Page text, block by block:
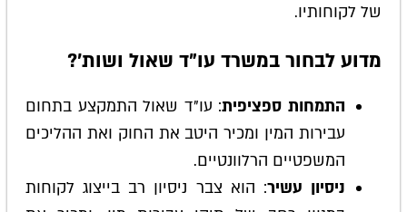
של לקוחותיו.
מדוע לבחור במשרד עו"ד שאול ושות'?
התמחות ספציפית: עו"ד שאול התמקצע בתחום
עבירות המין ומכיר היטב את החוק ואת ההליכים
המשפטיים הרלוונטיים.
ניסיון עשיר: הוא צבר ניסיון רב בייצוג לקוחות